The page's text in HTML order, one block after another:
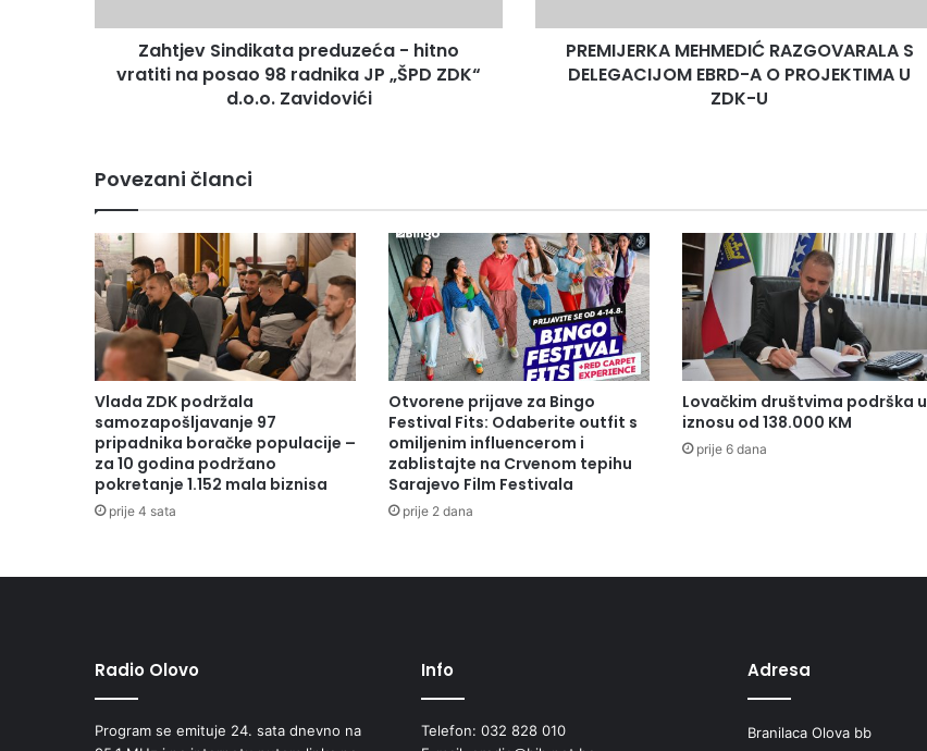
98
radnikaZahtjev Sindikata preduzeća - hitno
vratiti na posao 98 radnika JP „ŠPD ZDK“
d.o.o. Zavidovići
PROJEKTIMA
PREMIJERKA MEHMEDIĆ RAZGOVARALA S
DELEGACIJOM EBRD-A O PROJEKTIMA U
ZDK-U
Povezani članci
Vlada ZDK podržala
samozapošljavanje 97
pripadnika boračke populacije –
za 10 godina podržano
pokretanje 1.152 mala biznisa
prije 4 sata
Otvorene prijave za Bingo
Festival Fits: Odaberite outfit s
omiljenim influencerom i
zablistajte na Crvenom tepihu
Sarajevo Film Festivala
prije 2 dana
Lovačkim društvima podrška u
iznosu od 138.000 KM
prije 6 dana
Radio Olovo
Program se emituje 24. sata dnevno na
Info
Telefon: 032 828 010
Adresa
Branilaca Olova bb